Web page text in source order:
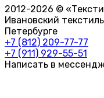
2012-2026 ©
Ивановский
Петербурге
+7 (812) 209-77-77
+7 (911) 929-55-51
Написать в